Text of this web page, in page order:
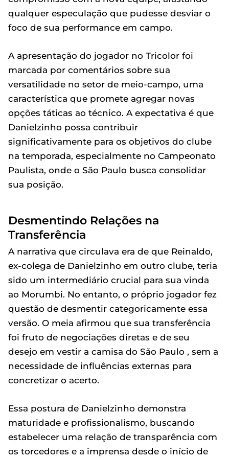
qualquer especulação que pudesse desviar o
foco de sua performance em campo.
A apresentação do jogador no Tricolor foi
marcada por comentários sobre sua
versatilidade no setor de meio-campo, uma
característica que promete agregar novas
opções táticas ao técnico. A expectativa é que
Danielzinho possa contribuir
significativamente para os objetivos do clube
na temporada, especialmente no Campeonato
Paulista, onde o São Paulo busca consolidar
sua posição.
Desmentindo Relações na
Transferência
A narrativa que circulava era de que Reinaldo,
ex-colega de Danielzinho em outro clube, teria
sido um intermediário crucial para sua vinda
ao Morumbi. No entanto, o próprio jogador fez
questão de desmentir categoricamente essa
versão. O meia afirmou que sua transferência
foi fruto de negociações diretas e de seu
desejo em vestir a camisa do São Paulo , sem a
necessidade de influências externas para
concretizar o acerto.
Essa postura de Danielzinho demonstra
maturidade e profissionalismo, buscando
estabelecer uma relação de transparência com
os torcedores e a imprensa desde o início de